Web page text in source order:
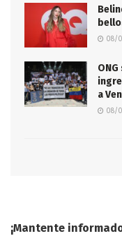
08/
a
08/
¡Mantente